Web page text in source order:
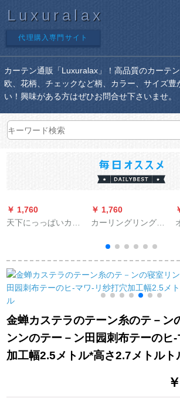
Luxuralax
代理購入専門サイト
カーテン通販「Luxuralax」！高品質のカーテ
欧、花柄、チェックなど柄、カラー、サイズ豊
い！興味がある方はぜひお問合せ下さいませ。
￥ 1,760
天下にっっぱいカー
一体カーラテ无地刺
繍糸カーララテンン
ンンシリーズシリー
ズシリーズシリーズ
シリーズシリーズシ
リーズシリーズ既製
カーンンシステムシ
ステムシステムカー
￥ 1,760
カーリングリングリ
リングリングリング
リング寝室遮光カー
ターテーン遮光テー
プテープのリング厚
手日よけ布布ショパ
ーテーテーリングリ
ングリングリングリ
ングバッグの単纯片
装（ロマポールを除
金蝉カステラのテーン糸のテ－ン
ンンのテー－ン田园刺布テーのヒ
加工幅2.5メトル*高さ2.7メトルト